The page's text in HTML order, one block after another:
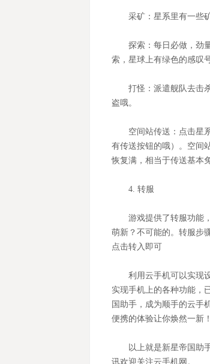
采矿：星系里有一些
探索：每日必做，劲
索，星球上有绿色的感叹
打怪：派遣舰队去击
盗哦。
空间站传送：点击星
有传送按钮的哦）。空间
恢复满，相当于传送基本
4. 转服
游戏提供了转服功能
萌新？不可能的。转服
点击转入即可
利用云手机可以实现
实现手机上的各种功能，
国助手，成为顺手的云手
便携的体验让你焕然一新！
以上就是新星帝国助
讯欢迎关注云手机网。